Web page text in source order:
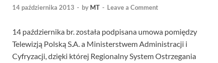
14 października 2013 - by MT - Leave a Comment
14 października br. została podpisana umowa pomiędzy
Telewizją Polską S.A. a Ministerstwem Administracji i
Cyfryzacji, dzięki której Regionalny System Ostrzegania